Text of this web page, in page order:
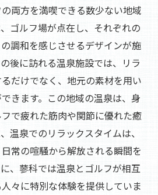
両方を満喫できる数少ない地域
ゴルフ場が点在し、それぞれの
調和を感じさせるデザインが施
後に訪れる温泉施設では、リラ
だけでなく、地元の素材を用い
きます。この地域の温泉は、身
で疲れた筋肉や関節に優れた癒
温泉でのリラックスタイムは、
常の喧騒から解放される瞬間を
、蓼科では温泉とゴルフが相互
々に特別な体験を提供していま